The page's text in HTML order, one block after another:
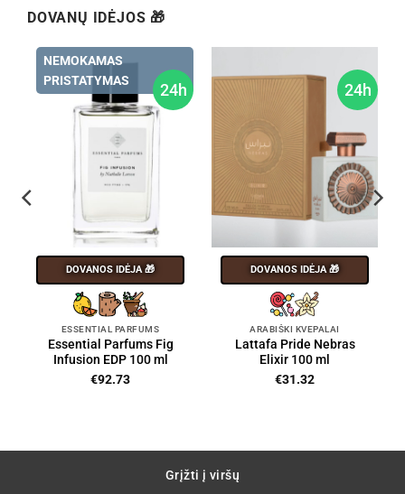
DOVANŲ IDĖJOS 🎁
24h
NEMOKAMAS
PRISTATYMAS
DOVANOS IDĖJA 🎁
ESSENTIAL PARFUMS
Essential Parfums Fig
Infusion EDP 100 ml
€92.73
24h
DOVANOS IDĖJA 🎁
ARABIŠKI KVEPALAI
Lattafa Pride Nebras
Elixir 100 ml
€31.32
Grįžti į viršų